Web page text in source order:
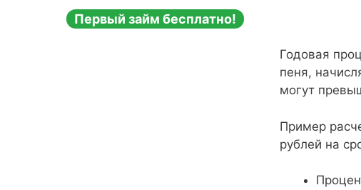
Первый займ бесплатно!
Годовая
пеня,
могут
Пример
рублей на